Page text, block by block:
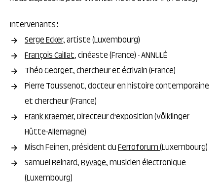
Intervenants :
Serge Ecker, artiste (Luxembourg)
François Caillat, cinéaste (France) - ANNULÉ
Théo Georget, chercheur et écrivain (France)
Pierre Toussenot, docteur en histoire contemporaine
et chercheur (France)
Frank Kraemer, Directeur d'exposition (Völklinger
Hütte-Allemagne)
Misch Feinen, président duFerroforum(Luxembourg)
Samuel Reinard,Ryvage, musicien électronique
(Luxembourg)